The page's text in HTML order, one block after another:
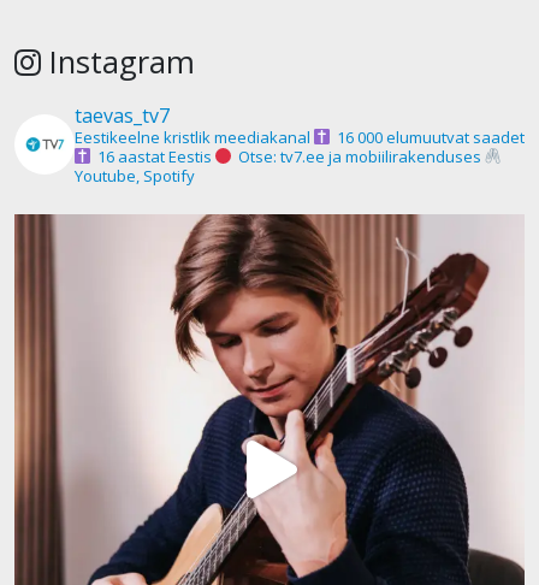
Instagram
taevas_tv7
Eestikeelne kristlik meediakanal
16 000 elumuutvat saadet
16 aastat Eestis
Otse: tv7.ee ja mobiilirakenduses
Youtube, Spotify